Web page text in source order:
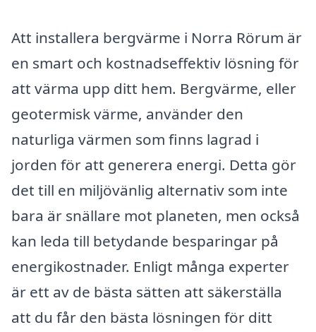
Att installera bergvärme i Norra Rörum är
en smart och kostnadseffektiv lösning för
att värma upp ditt hem. Bergvärme, eller
geotermisk värme, använder den
naturliga värmen som finns lagrad i
jorden för att generera energi. Detta gör
det till en miljövänlig alternativ som inte
bara är snällare mot planeten, men också
kan leda till betydande besparingar på
energikostnader. Enligt många experter
är ett av de bästa sätten att säkerställa
att du får den bästa lösningen för ditt